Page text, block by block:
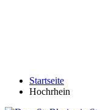
Startseite
Hochrhein